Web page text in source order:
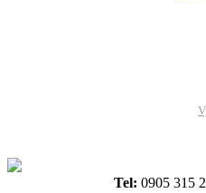
Tel: 0905 315